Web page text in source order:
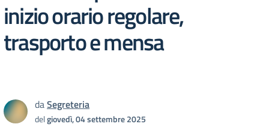
inizio orario regolare,
trasporto e mensa
daSegreteria
delgiovedì, 04 settembre 2025